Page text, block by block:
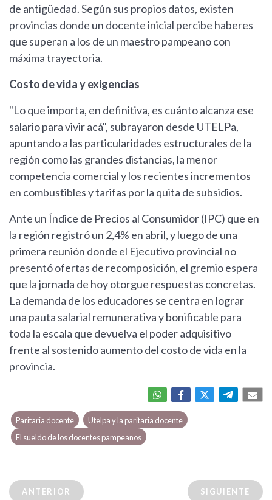
de antigüedad. Según sus propios datos, existen
provincias donde un docente inicial percibe haberes
que superan a los de un maestro pampeano con
máxima trayectoria.
Costo de vida y exigencias
"Lo que importa, en definitiva, es cuánto alcanza ese
salario para vivir acá", subrayaron desde UTELPa,
apuntando a las particularidades estructurales de la
región como las grandes distancias, la menor
competencia comercial y los recientes incrementos
en combustibles y tarifas por la quita de subsidios.
Ante un Índice de Precios al Consumidor (IPC) que en
la región registró un 2,4% en abril, y luego de una
primera reunión donde el Ejecutivo provincial no
presentó ofertas de recomposición, el gremio espera
que la jornada de hoy otorgue respuestas concretas.
La demanda de los educadores se centra en lograr
una pauta salarial remunerativa y bonificable para
toda la escala que devuelva el poder adquisitivo
frente al sostenido aumento del costo de vida en la
provincia.
Paritaria docente
Utelpa y la paritaria docente
El sueldo de los docentes pampeanos
ANTERIOR SIGUIENTE